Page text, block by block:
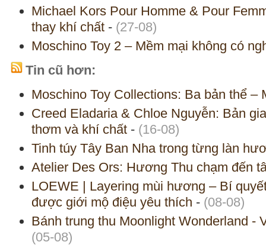
Michael Kors Pour Homme & Pour
thay khí chất - (27-08)
Moschino Toy 2 – Mềm mại không có
Tin cũ hơn:
Moschino Toy Collections: Ba bản thể –
Creed Eladaria & Chloe Nguyễn: Bản
thơm và khí chất - (16-08)
Tinh túy Tây Ban Nha trong từng làn
Atelier Des Ors: Hương Thu chạm đến
LOEWE | Layering mùi hương – Bí
được giới mộ điệu yêu thích - (08-08)
Bánh trung thu Moonlight Wonderland -
(05-08)